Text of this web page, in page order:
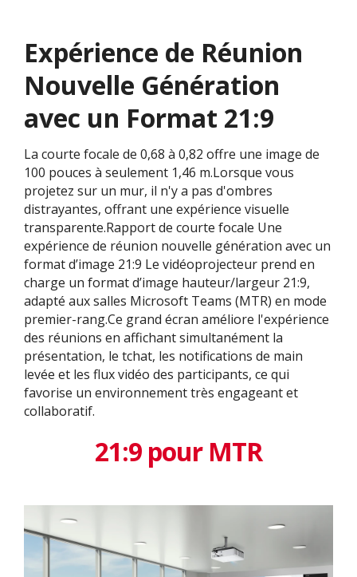
Expérience de Réunion
Nouvelle Génération
avec un Format 21:9
La courte focale de 0,68 à 0,82 offre une image de
100 pouces à seulement 1,46 m.Lorsque vous
projetez sur un mur, il n'y a pas d'ombres
distrayantes, offrant une expérience visuelle
transparente.Rapport de courte focale Une
expérience de réunion nouvelle génération avec un
format d’image 21:9 Le vidéoprojecteur prend en
charge un format d’image hauteur/largeur 21:9,
adapté aux salles Microsoft Teams (MTR) en mode
premier-rang.Ce grand écran améliore l'expérience
des réunions en affichant simultanément la
présentation, le tchat, les notifications de main
levée et les flux vidéo des participants, ce qui
favorise un environnement très engageant et
collaboratif.
21:9 pour MTR